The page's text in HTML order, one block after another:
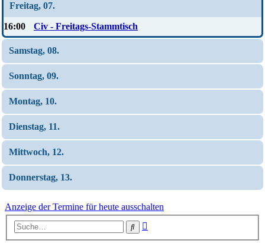
Freitag, 07.
16:00 Civ - Freitags-Stammtisch
Samstag, 08.
Sonntag, 09.
Montag, 10.
Dienstag, 11.
Mittwoch, 12.
Donnerstag, 13.
Anzeige der Termine für heute ausschalten
Suche